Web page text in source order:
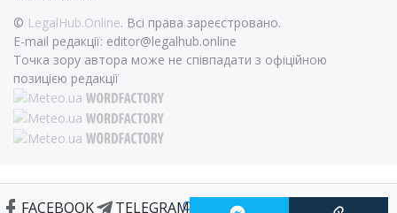
FACEBOOK TELEGRAM
© LegalHub.Online. Всі права зареєстровано.
E-mail редакції: editor@legalhub.online
Точка зору автора може не співпадати з офіційною
позицією редакції
Статті